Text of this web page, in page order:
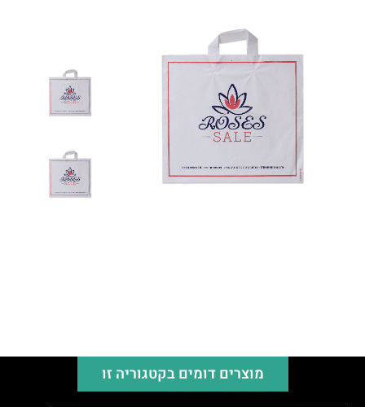
מוצרים דומים בקטגוריה זו